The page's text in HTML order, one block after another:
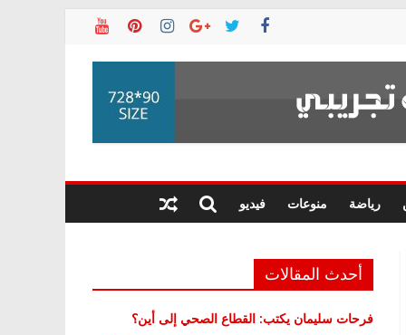
رياضة منوعات فيديو
أحدث المقالات
فرحات سليمان يكتب: القطاع الصحي إلى أين؟